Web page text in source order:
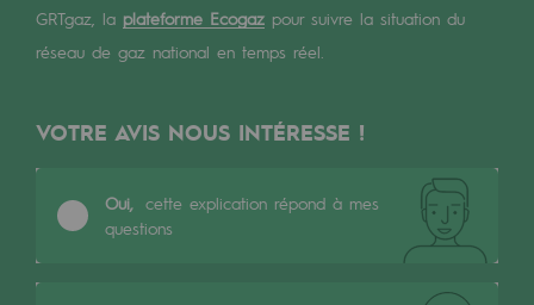
Nouveaux usages
Espace pédagogique
2050 : un monde d’énergies
GRTgaz, la plateforme Ecogaz pour suivre la situation du
réseau de gaz national en temps réel.
VOTRE AVIS NOUS INTÉRESSE !
Oui, cette explication répond à mes
questions